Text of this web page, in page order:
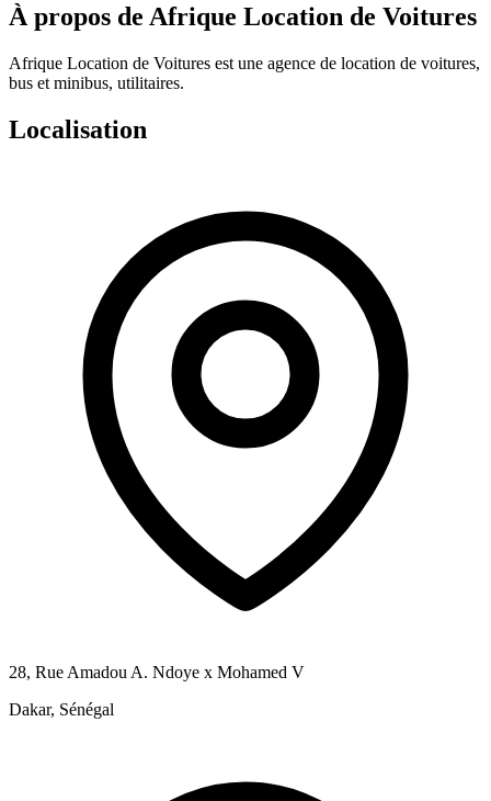
À propos de Afrique Location de Voitures
Afrique Location de Voitures est une agence de location de voitures,
bus et minibus, utilitaires.
Localisation
28, Rue Amadou A. Ndoye x Mohamed V
Dakar, Sénégal